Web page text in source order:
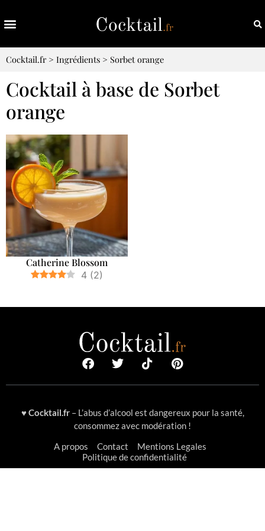
Cocktail.fr> Ingrédients > Sorbet orange
Cocktail à base de Sorbet
orange
Catherine Blossom
4 (2)
♥ Cocktail.fr– L’abus d’alcool est dangereux pour la santé,
consommez avec modération !
A propos
Contact
Mentions Legales
Politique de confidentialité